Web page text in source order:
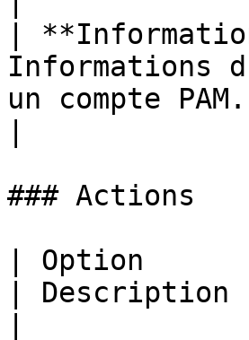
|
Informations
un compte PAM.
### Actions
| Option
| Description